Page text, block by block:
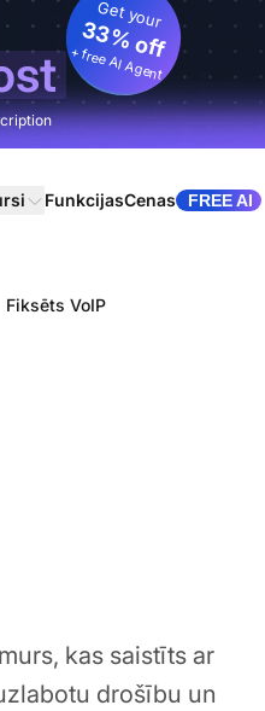
Get your
33% off
+ free AI Agent
FunkcijasCenas FREE AI
Fiksēts VoIP
kas saistīts ar
drošību un